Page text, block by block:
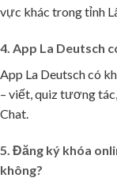
vực khác trong tỉnh
4. App La Deutsch
App La Deutsch có
– viết, quiz tương
Chat.
5. Đăng ký khóa
không?